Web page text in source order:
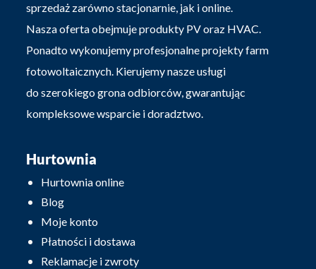
sprzedaż zarówno stacjonarnie, jak i online.
Nasza oferta obejmuje produkty PV oraz HVAC.
Ponadto wykonujemy profesjonalne projekty farm
fotowoltaicznych. Kierujemy nasze usługi
do szerokiego grona odbiorców, gwarantując
kompleksowe wsparcie i doradztwo.
Hurtownia
Hurtownia online
Blog
Moje konto
Płatności i dostawa
Reklamacje i zwroty